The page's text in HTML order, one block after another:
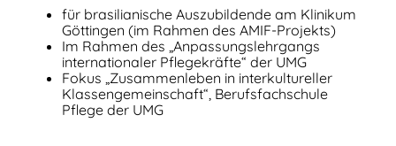
für brasilianische Auszubildende am Klinikum
Göttingen (im Rahmen des AMIF-Projekts)
Im Rahmen des „Anpassungslehrgangs
internationaler Pflegekräfte“ der UMG
Fokus „Zusammenleben in interkultureller
Klassengemeinschaft“, Berufsfachschule
Pflege der UMG